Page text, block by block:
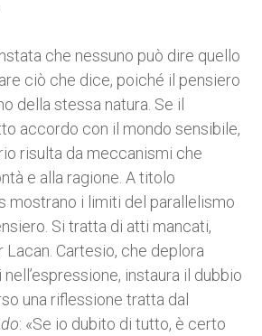
che nessuno può dire quello
ciò che dice, poiché il pensiero
della stessa natura. Se il
accordo con il mondo sensibile,
risulta da meccanismi che
e alla ragione. A titolo
mostrano i limiti del parallelismo
Si tratta di atti mancati,
Cartesio, che deplora
instaura il dubbio
una riflessione tratta dal
: «Se io dubito di tutto, è certo